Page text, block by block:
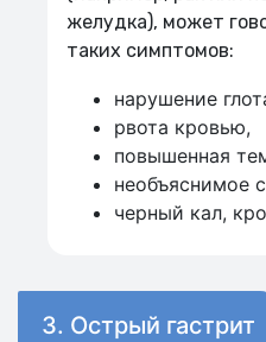
желудка), может
таких симптомов:
нарушение
рвота кровью,
повышенная
необъяснимое
черный кал,
3. Острый гастрит